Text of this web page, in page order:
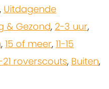
, Uitdagende
& Gezond, 2-3 uur,
, 15 of meer, 11-15
21 roverscouts, Buiten,